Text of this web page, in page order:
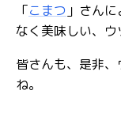
「こまつ 」さん
なく美味しい、ウ
皆さんも、是非
ね。